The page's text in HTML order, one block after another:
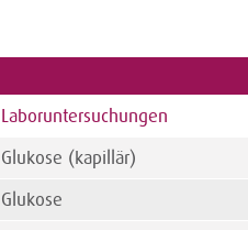
Laboruntersuchungen
Glukose (kapillär)
Glukose